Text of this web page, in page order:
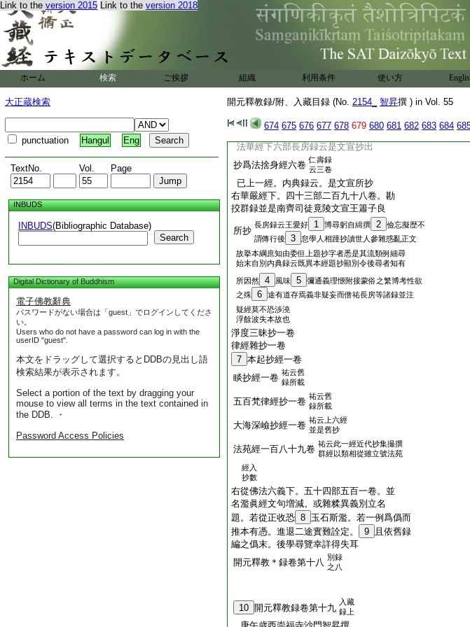
Link to the version 2015 Link to the version 2018
ホーム 検索 ご挨拶 組織 利用条件 使い方
大正蔵検索
punctuation Hangul Eng
TextNo. Vol. Page
INBUDS
INBUDS(Bibliographic Database)
Search
Digital Dictionary of Buddhism
電子佛教辭典
パスワードがない場合は「guest」でログインしてくださ
い。
Users who do not have a password can log in with the
userID "guest".
本文をドラッグして選択するとDDBの見出し語
検索結果が表示されます。
Select a portion of the text by dragging your
mouse to view all terms in the text contained in
the DDB. ・
Password Access Policies
開元釋教録/附、入藏目録 (No. 2154_ 智昇撰 ) in Vol. 55
674 675 676 677 678 679 680 681 682 683 684
抄妙法蓮華經五十九卷
抄阿毘曇毘婆沙五十九卷
抄維摩經二十六卷
抄菩薩決定要行經十卷
亦云淨行優婆塞經法
經録云菩薩決定經
抄成實論九卷
長房録
云八卷
右成實論。梁僧祐録云。永明七年文宣王。
請定林上寺釋僧柔小莊嚴寺釋慧次等。
於普弘寺共抄出
法華經下六部長房録云是文宣抄出
抄爲法捨身經六卷 仁壽録
云三卷
已上一經。内典録云。是文宣所抄
右華嚴經下。四十三部二百九十八卷。勘
挍群録並是南齊司徒竟陵文宣王簫子良
所抄
長房録云王愛好 1 博尋躬自緝撰 2
儉忘擬歴不
謂傳行後
3
怠學人相踵抄讀世人參雜惑亂正文
故擧本綱庶知由委但上題抄字者悉是其流類例細尋
始末自別内典録云既異本經題抄顯別令後尋者知有
所因然 4 風味 5
彌通義理愜附接蒙俗之繁博考性欲
之殊
6
途有道存焉義非疑妄而僧祐長房等諸録並注
疑經莫不恐渉澆
浮餘波失本故也
淨度三昧抄一卷
律經雜抄一卷
7 本起抄經一卷
睒抄經一卷 祐云舊
録所載
五百梵律經抄一卷 祐云舊
録所載
大海深嶮抄經一卷 祐云上六經
並是舊抄
法苑經一百八十九卷 祐云此一經近代抄集撮撰
群經以類相從雖立號法苑
經入
抄數
右從佛法六義下。五十四部五百一卷。並
名濫眞經文句増減。或雜糅異義別立名
題。若從正收恐 8 玉石斯濫。若一例爲僞而
推本有憑。進退二途實難詮定。
9
且依舊録
編之僞末。後學尋覽幸詳得失耳
開元釋教＊録卷第十八 別録
之八
10 開元釋教録卷第十九
入藏
録上